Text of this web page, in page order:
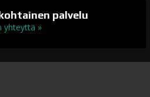
palvelu
yhteyttä »